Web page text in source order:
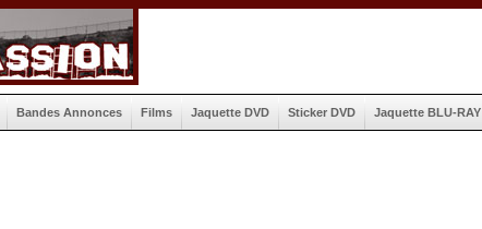
Bandes Annonces Films Jaquette DVD Sticker DVD Jaquette BLU-RAY